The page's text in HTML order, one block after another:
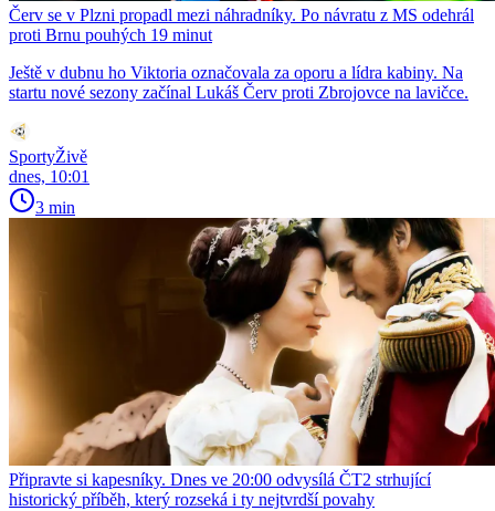
Červ se v Plzni propadl mezi náhradníky. Po návratu z MS odehrál
proti Brnu pouhých 19 minut
Ještě v dubnu ho Viktoria označovala za oporu a lídra kabiny. Na
startu nové sezony začínal Lukáš Červ proti Zbrojovce na lavičce.
SportyŽivě
dnes, 10:01
3 min
Připravte si kapesníky. Dnes ve 20:00 odvysílá ČT2 strhující
historický příběh, který rozseká i ty nejtvrdší povahy